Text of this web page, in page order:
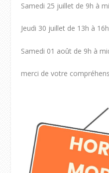
Samedi 25 juillet de 9h à
Jeudi 30 juillet de 13h à 16h
Samedi 01 août de 9h à
merci de votre